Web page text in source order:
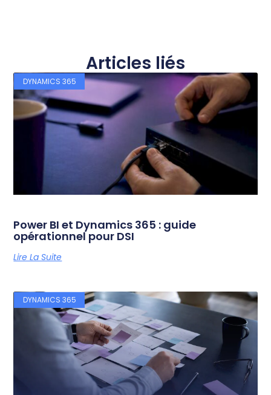
Articles liés
DYNAMICS 365
Power BI et Dynamics 365 : guide
opérationnel pour DSI
Lire La Suite
DYNAMICS 365